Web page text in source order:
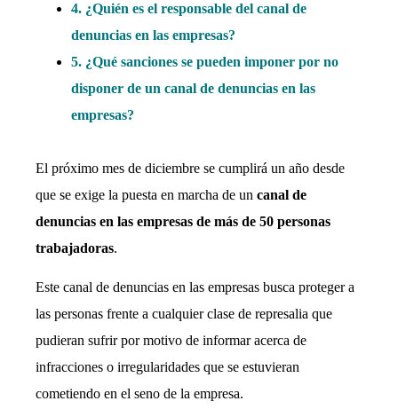
4. ¿Quién es el responsable del canal de
denuncias en las empresas?
5. ¿Qué sanciones se pueden imponer por no
disponer de un canal de denuncias en las
empresas?
El próximo mes de diciembre se cumplirá un año desde
que se exige la puesta en marcha de un canal de
denuncias en las empresas de más de 50 personas
trabajadoras.
Este canal de denuncias en las empresas busca proteger a
las personas frente a cualquier clase de represalia que
pudieran sufrir por motivo de informar acerca de
infracciones o irregularidades que se estuvieran
cometiendo en el seno de la empresa.